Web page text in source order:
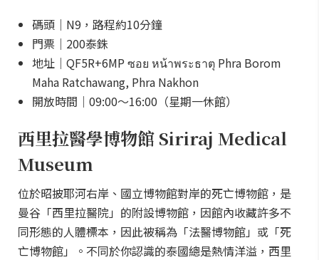
碼頭｜N9，路程約10分鐘
門票｜200泰銖
地址｜QF5R+6MP ซอย หน้าพระธาตุ Phra Borom
Maha Ratchawang, Phra Nakhon
開放時間｜09:00～16:00（星期一休館）
西里拉醫學博物館 Siriraj Medical
Museum
位於昭披耶河右岸、國立博物館對岸的死亡博物館，是
曼谷「西里拉醫院」的附設博物館，因館內收藏許多不
同形態的人體標本，因此被稱為「法醫博物館」或「死
亡博物館」。不同於你認識的泰國總是熱情洋溢，西里